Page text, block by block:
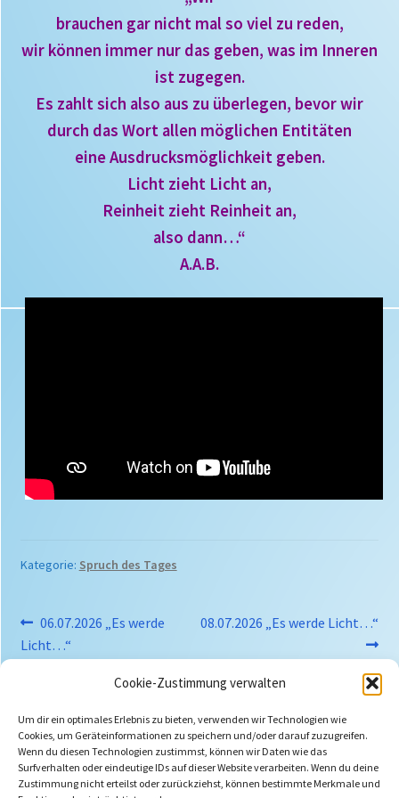
Cookie-Zustimmung verwalten
Um dir ein optimales Erlebnis zu bieten, verwenden wir Technologien wie
Cookies, um Geräteinformationen zu speichern und/oder darauf zuzugreifen.
Wenn du diesen Technologien zustimmst, können wir Daten wie das
Surfverhalten oder eindeutige IDs auf dieser Website verarbeiten. Wenn du deine
Zustimmung nicht erteilst oder zurückziehst, können bestimmte Merkmale und
brauchen gar nicht mal so viel zu reden,
wir können immer nur das geben, was im Inneren
ist zugegen.
Es zahlt sich also aus zu überlegen, bevor wir
durch das Wort allen möglichen Entitäten
eine Ausdrucksmöglichkeit geben.
Licht zieht Licht an,
Reinheit zieht Reinheit an,
also dann…“
A.A.B.
Kategorie: Spruch des Tages
Beitragsnavigation
Vorheriger
Beitrag:
06.07.2026 „Es werde
Licht…“
Nächster
08.07.2026 „Es werde Licht…“
Suchen
nach: